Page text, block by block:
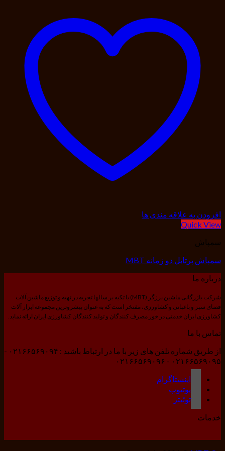
افزودن به علاقه مندی ها
Quick View
سمپاش
سمپاش پرتابل دو زمانه MBT
درباره ما
شرکت بازرگانی ماشین برزگر (MBT) با تکیه بر سالها تجربه در تهیه و توزیع ماشین آلات
فضای سبز و باغبانی و کشاورزی، مفتخر است که به عنوان پیشروترین مجموعه ابزار آلات
کشاورزی ایران خدمتی در خور مصرف کنندگان و تولید کنندگان کشاورزی ایران ارائه نماید.
تماس با ما
از طریق شماره تلفن های زیر با ما در ارتباط باشید : ۰۲۱۶۶۵۶۹۰۹۴ -
۰۲۱۶۶۵۶۹۰۹۵ - ۰۲۱۶۶۵۶۹۰۹۶
اینستاگرام
یوتیوب
توئیتر
خدمات